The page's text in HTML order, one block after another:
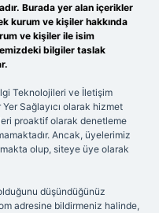
Burada yer alan içerikler
kurum ve kişiler hakkında
ve kişiler ile isim
bilgiler taslak
Teknolojileri ve İletişim
Sağlayıcı olarak hizmet
proaktif olarak denetleme
Ancak, üyelerimiz
olup, siteye üye olarak
düşündüğünüz
adresine bildirmeniz halinde,